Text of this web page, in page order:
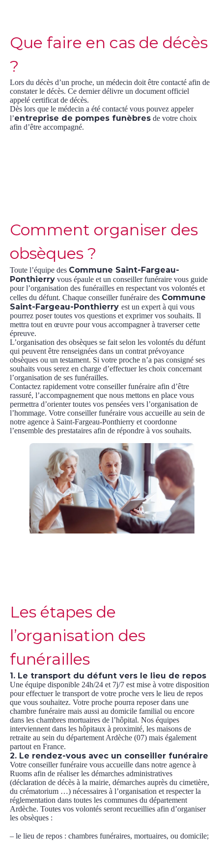
Que faire en cas de décès
?
Lors du décès d’un proche, un médecin doit être contacté afin de
constater le décès. Ce dernier délivre un document officiel
appelé certificat de décès.
Dès lors que le médecin a été contacté vous pouvez appeler
l’entreprise de pompes funèbres de votre choix
afin d’être accompagné.
Comment organiser des
obsèques ?
Toute l’équipe des Commune Saint-Fargeau-
Ponthierry vous épaule et un conseiller funéraire vous guide
pour l’organisation des funérailles en respectant vos volontés et
celles du défunt. Chaque conseiller funéraire des Commune
Saint-Fargeau-Ponthierry est un expert à qui vous
pourrez poser toutes vos questions et exprimer vos souhaits. Il
mettra tout en œuvre pour vous accompagner à traverser cette
épreuve.
L’organisation des obsèques se fait selon les volontés du défunt
qui peuvent être renseignées dans un contrat prévoyance
obsèques ou un testament. Si votre proche n’a pas consigné ses
souhaits vous serez en charge d’effectuer les choix concernant
l’organisation de ses funérailles.
Contactez rapidement votre conseiller funéraire afin d’être
rassuré, l’accompagnement que nous mettons en place vous
permettra d’orienter toutes vos pensées vers l’organisation de
l’hommage. Votre conseiller funéraire vous accueille au sein de
notre agence à Saint-Fargeau-Ponthierry et coordonne
l’ensemble des prestataires afin de répondre à vos souhaits.
Les étapes de
l’organisation des
funérailles
1. Le transport du défunt vers le lieu de repos
Une équipe disponible 24h/24 et 7j/7 est mise à votre disposition
pour effectuer le transport de votre proche vers le lieu de repos
que vous souhaitez. Votre proche pourra reposer dans une
chambre funéraire mais aussi au domicile familial ou encore
dans les chambres mortuaires de l’hôpital. Nos équipes
interviennent dans les hôpitaux à proximité, les maisons de
retraite au sein du département Ardèche (07) mais également
partout en France.
2. Le rendez-vous avec un conseiller funéraire
Votre conseiller funéraire vous accueille dans notre agence à
Ruoms afin de réaliser les démarches administratives
(déclaration de décès à la mairie, démarches auprès du cimetière,
du crématorium …) nécessaires à l’organisation et respecter la
réglementation dans toutes les communes du département
Ardèche. Toutes vos volontés seront recueillies afin d’organiser
les obsèques :
– le lieu de repos : chambres funéraires, mortuaires, ou domicile;